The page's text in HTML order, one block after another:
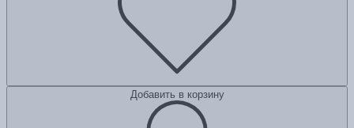
Добавить в корзину